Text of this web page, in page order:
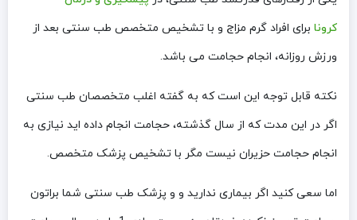
کرونا برای افراد گرم مزاج و با تشخیص متخصص طب سنتی بعد از
ورزش روزانه، انجام حجامت می باشد.
نکته قابل توجه این است که به گفته اغلب متخصصان طب سنتی
اگر در این مدت که از سال گذشته، حجامت انجام داده اید نیازی به
انجام حجامت حزیران نیست مگر با تشخیص پزشک متخصص.
اما سعی کنید اگر بیماری ندارید و و پزشک طب سنتی شما براتون